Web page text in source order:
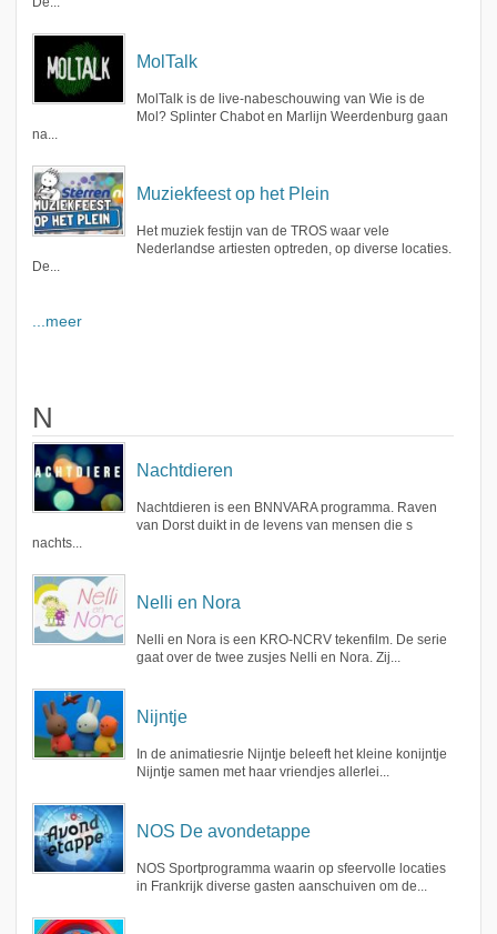
MolTalk
MolTalk is de live-nabeschouwing van Wie is de
Mol? Splinter Chabot en Marlijn Weerdenburg gaan
na...
Muziekfeest op het Plein
Het muziek festijn van de TROS waar vele
Nederlandse artiesten optreden, op diverse locaties.
De...
...meer
N
Nachtdieren
Nachtdieren is een BNNVARA programma. Raven
van Dorst duikt in de levens van mensen die s
nachts...
Nelli en Nora
Nelli en Nora is een KRO-NCRV tekenfilm. De serie
gaat over de twee zusjes Nelli en Nora. Zij...
Nijntje
In de animatiesrie Nijntje beleeft het kleine konijntje
Nijntje samen met haar vriendjes allerlei...
NOS De avondetappe
NOS Sportprogramma waarin op sfeervolle locaties
in Frankrijk diverse gasten aanschuiven om de...